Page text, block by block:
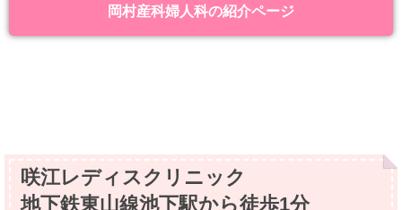
岡村産科婦人科の紹介ページ
咲江レディスクリニック
地下鉄東山線池下駅から徒歩1分